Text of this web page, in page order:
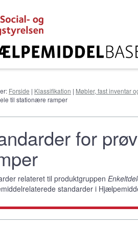
Forside | Klassifikation | Møbler, fast inventar
til stationære ramper
for
relateret til produktgruppen
standarder i